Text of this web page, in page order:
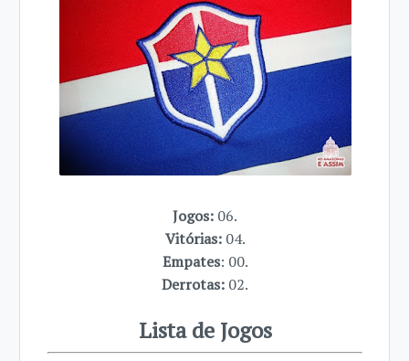
Jogos: 06.
Vitórias:04.
Empates: 00.
Derrotas: 02.
Lista de Jogos